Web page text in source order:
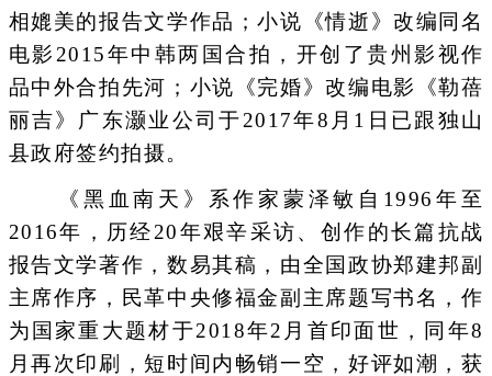
相媲美的报告文学作品；小说《情逝》改编同名
电影2015年中韩两国合拍，开创了贵州影视作
品中外合拍先河；小说《完婚》改编电影《勒蓓
丽吉》广东灏业公司于2017年8月1日已跟独山
县政府签约拍摄。
《黑血南天》系作家蒙泽敏自1996年至
2016年，历经20年艰辛采访、创作的长篇抗战
报告文学著作，数易其稿，由全国政协郑建邦副
主席作序，民革中央修福金副主席题写书名，作
为国家重大题材于2018年2月首印面世，同年8
月再次印刷，短时间内畅销一空，好评如潮，获